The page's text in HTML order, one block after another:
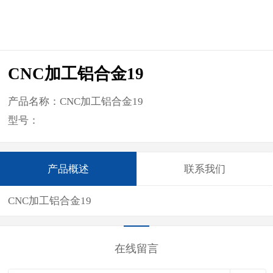
CNC加工铝合金19
产品名称：CNC加工铝合金19
型号：
产品概述 联系我们
CNC加工铝合金19
在线留言